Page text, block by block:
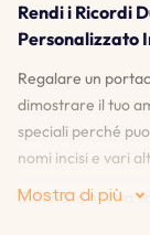
Rendi i Ricordi
Personalizzato
Regalare un
dimostrare il tuo
speciali perché
nomi incisi e vari
Esplora la nostra
Mostra di più